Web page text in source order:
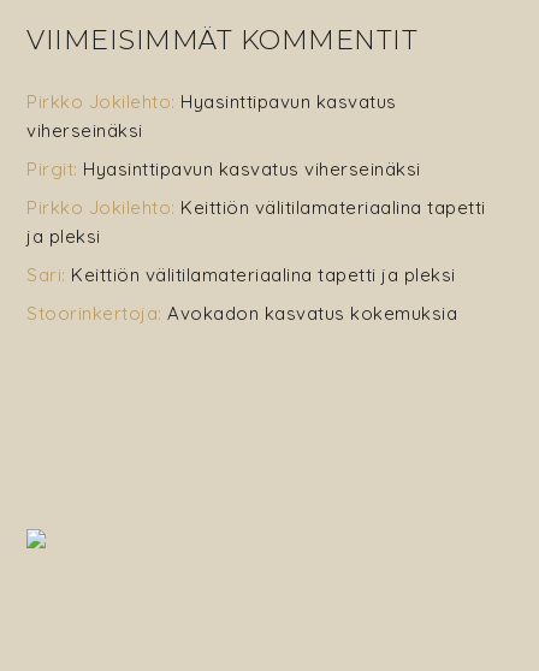
VIIMEISIMMÄT KOMMENTIT
Pirkko Jokilehto: Hyasinttipavun kasvatus
viherseinäksi
Pirgit: Hyasinttipavun kasvatus viherseinäksi
Pirkko Jokilehto: Keittiön välitilamateriaalina tapetti
ja pleksi
Sari: Keittiön välitilamateriaalina tapetti ja pleksi
Stoorinkertoja:Avokadon kasvatus kokemuksia